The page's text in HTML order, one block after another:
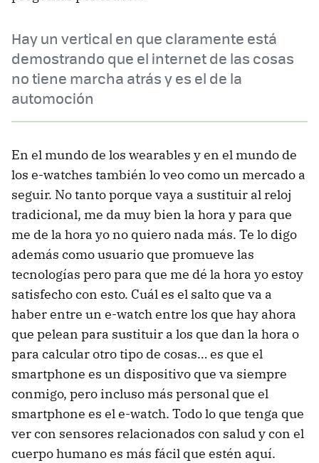
Hay un vertical en que claramente está
demostrando que el internet de las cosas
no tiene marcha atrás y es el de la
automoción
En el mundo de los wearables y en el mundo de
los e-watches también lo veo como un mercado a
seguir. No tanto porque vaya a sustituir al reloj
tradicional, me da muy bien la hora y para que
me de la hora yo no quiero nada más. Te lo digo
además como usuario que promueve las
tecnologías pero para que me dé la hora yo estoy
satisfecho con esto. Cuál es el salto que va a
haber entre un e-watch entre los que hay ahora
que pelean para sustituir a los que dan la hora o
para calcular otro tipo de cosas… es que el
smartphone es un dispositivo que va siempre
conmigo, pero incluso más personal que el
smartphone es el e-watch. Todo lo que tenga que
ver con sensores relacionados con salud y con el
cuerpo humano es más fácil que estén aquí.